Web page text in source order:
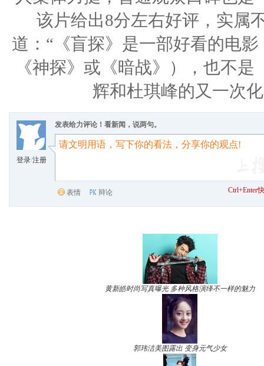
该片给出8分左右好评，实属
道：“《盲探》是一部好看的电
《神探》或《暗战》），也不
辉和杜琪峰的又一次
登录/注册
发表给力评论！看新闻，说两句。
表情 辩论 Ctrl+Enter
黄新皓时尚写真曝光 多种风格演绎不一样的魅力
郭玮洁美图露出 变身元气少女